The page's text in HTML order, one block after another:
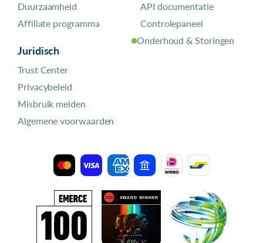
Duurzaamheid
Affiliate programma
Juridisch
Trust Center
Privacybeleid
Misbruik melden
Algemene voorwaarden
API documentatie
Controlepaneel
Onderhoud & Storingen